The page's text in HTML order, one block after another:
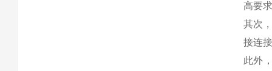
高要
其次
接连
此外